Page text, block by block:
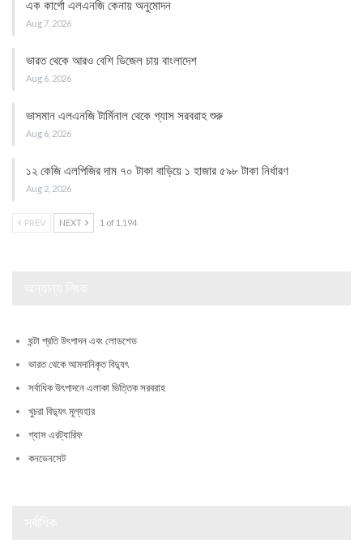
এক কার্গো এলএনজি কেনায় অনুমোদন
Aug 7, 2026
ভারত থেকে আরও বেশি ডিজেল চায় বাংলাদেশ
Aug 6, 2026
ভাসমান এলএনজি টার্মিনাল থেকে গ্যাস সরবরাহ শুরু
Aug 6, 2026
১২ কেজি এলপিজির দাম ৭০ টাকা বাড়িয়ে ১ হাজার ৫৯৮ টাকা নির্ধারণ
Aug 2, 2026
PREV NEXT 1 of 1,194
ঘন্টা প্রতি উৎপাদন এবং লোডশেড
ভারত থেকে আমদানিকৃত বিদ্যুৎ
সর্বাধিক উৎপাদনে এলাকা ভিত্তিক সরবরাহ
খুচরা বিদ্যুৎ মূল্যহার
গ্যাস এরট্যারিফ
কনডেনসেট